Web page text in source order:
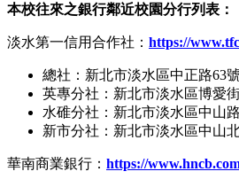
本校往來之銀行鄰近校園分行列表：
淡水第一信用合作社： https://
總社：新北市淡水區中正路63
英專分社：新北市淡水區博愛
水碓分社：新北市淡水區中山
新市分社：新北市淡水區中山
華南商業銀行： https://